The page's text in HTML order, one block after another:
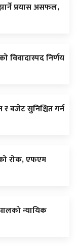
झार्ने प्रयास असफल,
विवादास्पद निर्णय
बजेट सुनिश्चित गर्न
रोक, एफएम
न्यायिक